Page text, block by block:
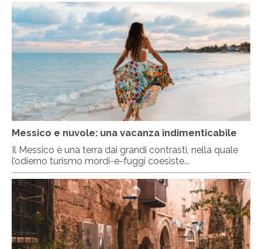
Messico e nuvole: una vacanza indimenticabile
Il Messico è una terra dai grandi contrasti, nella quale
l’odierno turismo mordi-e-fuggi coesiste...